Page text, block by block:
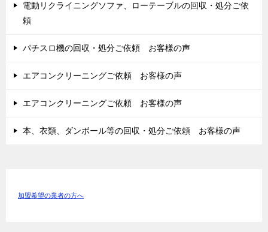
電動リクライニングソファ、ローテーブルの回収・処分ご依
頼
パチスロ機の回収・処分ご依頼 お客様の声
エアコンクリーニングご依頼 お客様の声
エアコンクリーニングご依頼 お客様の声
本、衣類、ダンボール等の回収・処分ご依頼 お客様の声
加盟希望の業者の方へ